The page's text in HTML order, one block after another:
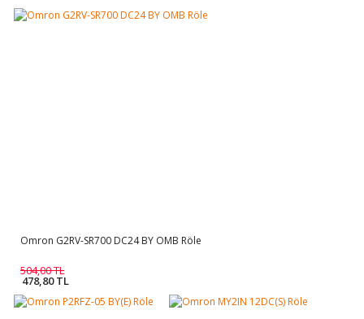
Omron G2RV-SR700 DC24 BY OMB Röle
504,00 TL
478,80 TL